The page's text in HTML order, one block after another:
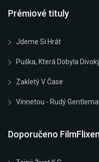
Prémiové tituly
Jdeme Si Hrát
Puška, Která Dobyla
Zakletý V Čase
Vinnetou - Rudý
Doporučeno